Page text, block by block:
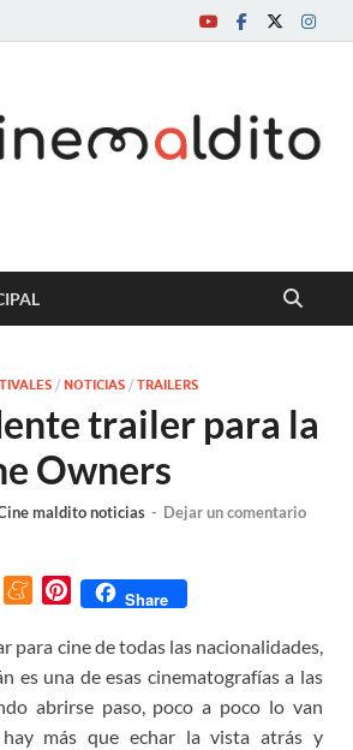
/ NOTICIAS / TRAILERS
trailer para la
Owners
maldito noticias - Dejar un comentario
M
n
e
a
m
P
n
t
e
r
Share
para cine de todas las nacionalidades,
es una de esas cinematografías a las
abrirse paso, poco a poco lo van
hay más que echar la vista atrás y